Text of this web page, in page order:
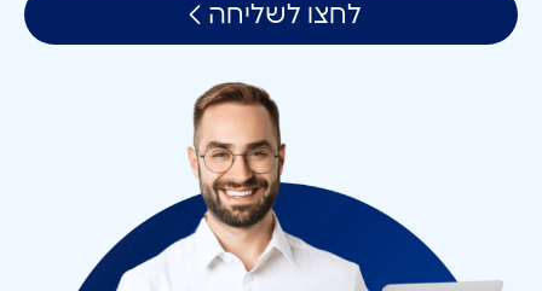
לחצו לשליחה